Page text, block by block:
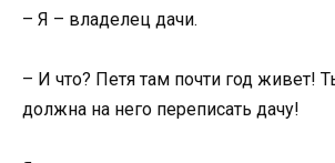
– Я – владелец дачи.
– И что? Петя там почти год живет!
должна на него переписать дачу!